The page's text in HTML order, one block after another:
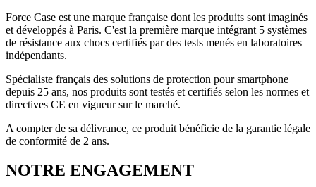
Force Case est une marque française dont les produits sont imaginés
et développés à Paris. C'est la première marque intégrant 5 systèmes
de résistance aux chocs certifiés par des tests menés en laboratoires
indépendants.
Spécialiste français des solutions de protection pour smartphone
depuis 25 ans, nos produits sont testés et certifiés selon les normes et
directives CE en vigueur sur le marché.
A compter de sa délivrance, ce produit bénéficie de la garantie légale
de conformité de 2 ans.
NOTRE ENGAGEMENT